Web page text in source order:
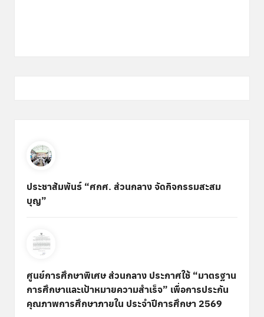
ประชาสัมพันธ์ “ศกศ. ส่วนกลาง จัดกิจกรรมสะสม
บุญ”
ศูนย์การศึกษาพิเศษ ส่วนกลาง ประกาศใช้ “มาตรฐาน
การศึกษาและเป้าหมายความสำเร็จ” เพื่อการประกัน
คุณภาพการศึกษาภายใน ประจำปีการศึกษา 2569